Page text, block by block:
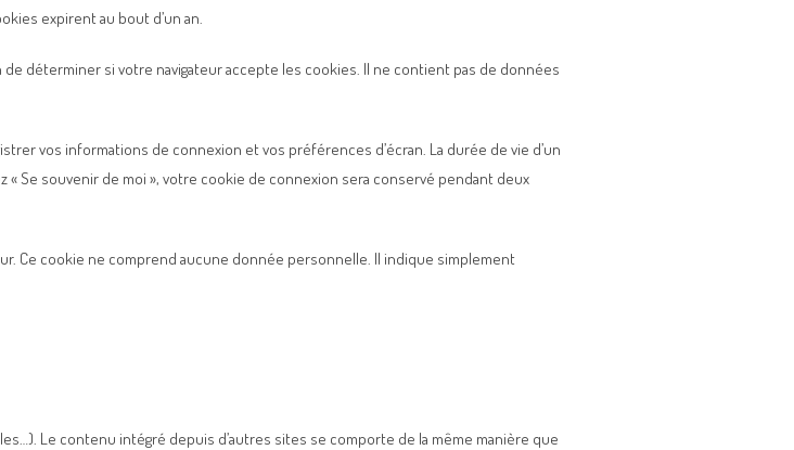
expirent au bout d’un an.
déterminer si votre navigateur accepte les cookies. Il ne contient pas de données
vos informations de connexion et vos préférences d’écran. La durée de vie d’un
« Se souvenir de moi », votre cookie de connexion sera conservé pendant deux
Ce cookie ne comprend aucune donnée personnelle. Il indique simplement
Le contenu intégré depuis d’autres sites se comporte de la même manière que